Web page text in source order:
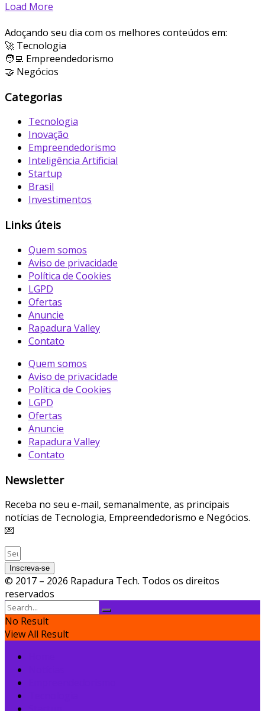
Load More
Adoçando seu dia com os melhores conteúdos em:
🚀 Tecnologia
🧑‍💻 Empreendedorismo
🤝 Negócios
Categorias
Tecnologia
Inovação
Empreendedorismo
Inteligência Artificial
Startup
Brasil
Investimentos
Links úteis
Quem somos
Aviso de privacidade
Política de Cookies
LGPD
Ofertas
Anuncie
Rapadura Valley
Contato
Quem somos
Aviso de privacidade
Política de Cookies
LGPD
Ofertas
Anuncie
Rapadura Valley
Contato
Newsletter
Receba no seu e-mail, semanalmente, as principais
notícias de Tecnologia, Empreendedorismo e Negócios.
💌
Inscreva-se
© 2017 – 2026 Rapadura Tech. Todos os direitos
reservados
No Result
View All Result